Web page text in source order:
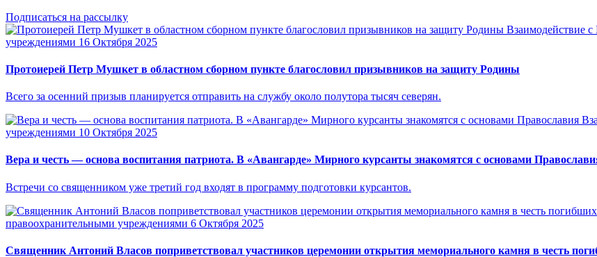
Подписаться на рассылку
Взаимодействие
учреждениями 16 Октября 2025
Протоиерей Петр Мушкет в областном сборном пункте благословил призывников на защиту Родины
Всего за осенний призыв планируется отправить на службу около полутора тысяч северян.
учреждениями 10 Октября 2025
Вера и честь — основа воспитания патриота. В «Авангарде» Мирного курсанты знакомятся с основами
Встречи со священником уже третий год входят в программу подготовки курсантов.
правоохранительными учреждениями 6 Октября 2025
Священник Антоний Власов поприветствовал участников церемонии открытия мемориального камня в честь